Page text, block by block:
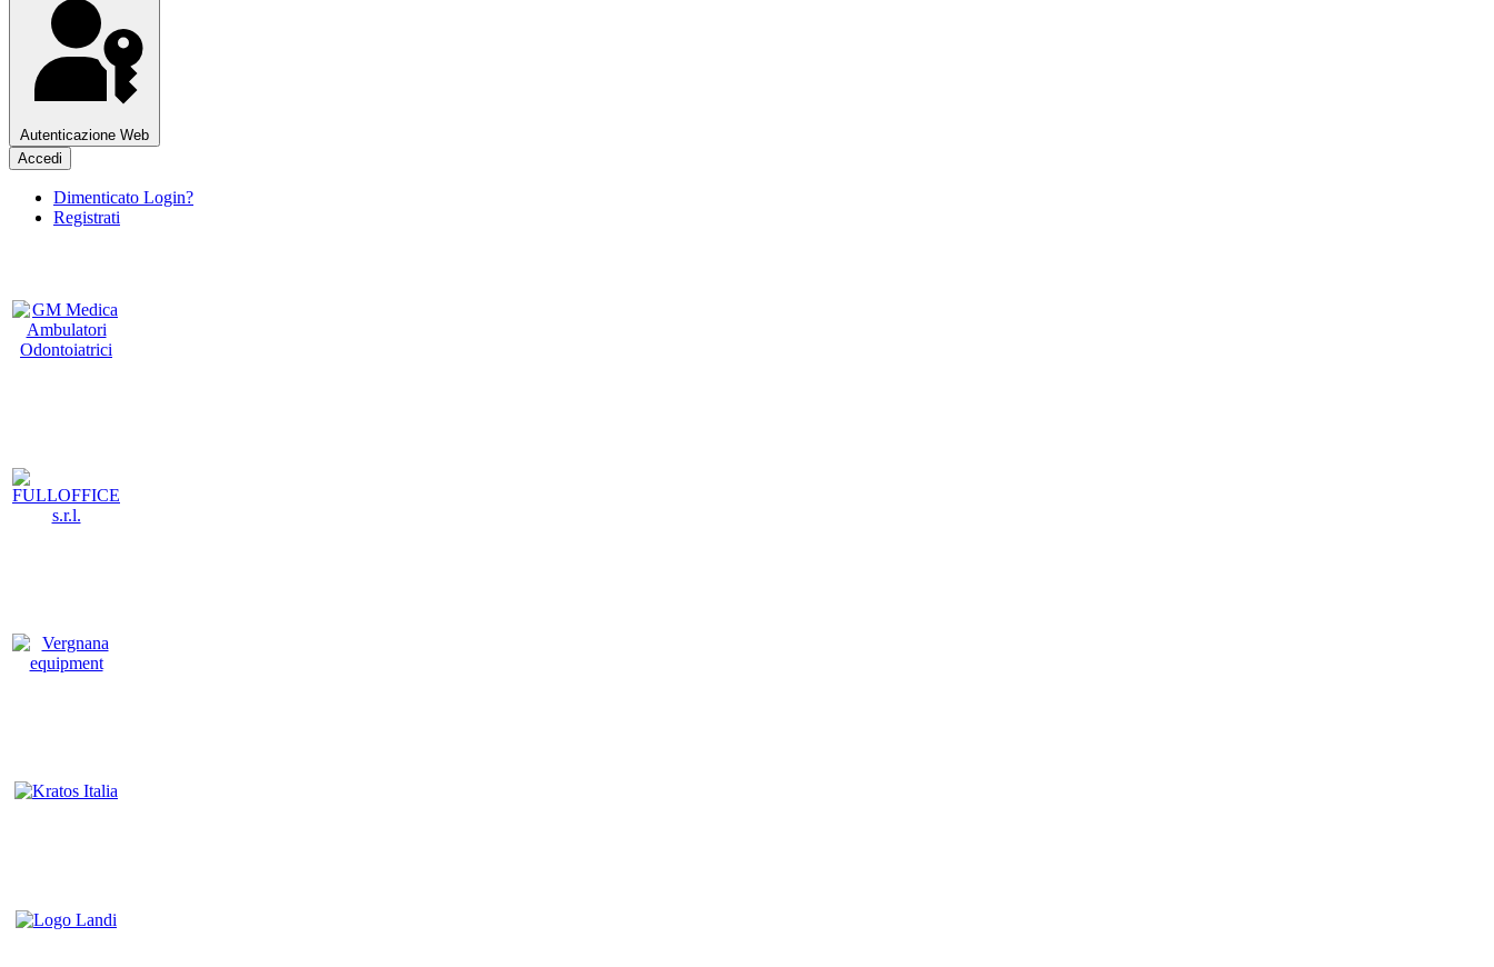
Autenticazione Web
Accedi
Dimenticato Login?
Registrati